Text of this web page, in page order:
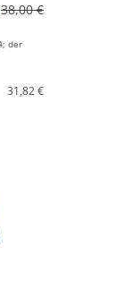
38,00 €
der
31,82 €